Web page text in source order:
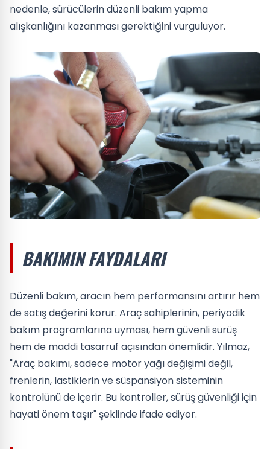
nedenle, sürücülerin düzenli bakım yapma
alışkanlığını kazanması gerektiğini vurguluyor.
BAKIMIN FAYDALARI
Düzenli bakım, aracın hem performansını artırır hem
de satış değerini korur. Araç sahiplerinin, periyodik
bakım programlarına uyması, hem güvenli sürüş
hem de maddi tasarruf açısından önemlidir. Yılmaz,
"Araç bakımı, sadece motor yağı değişimi değil,
frenlerin, lastiklerin ve süspansiyon sisteminin
kontrolünü de içerir. Bu kontroller, sürüş güvenliği için
hayati önem taşır" şeklinde ifade ediyor.